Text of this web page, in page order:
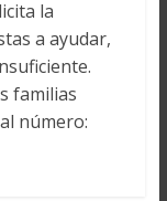
la
a ayudar,
familias
número: